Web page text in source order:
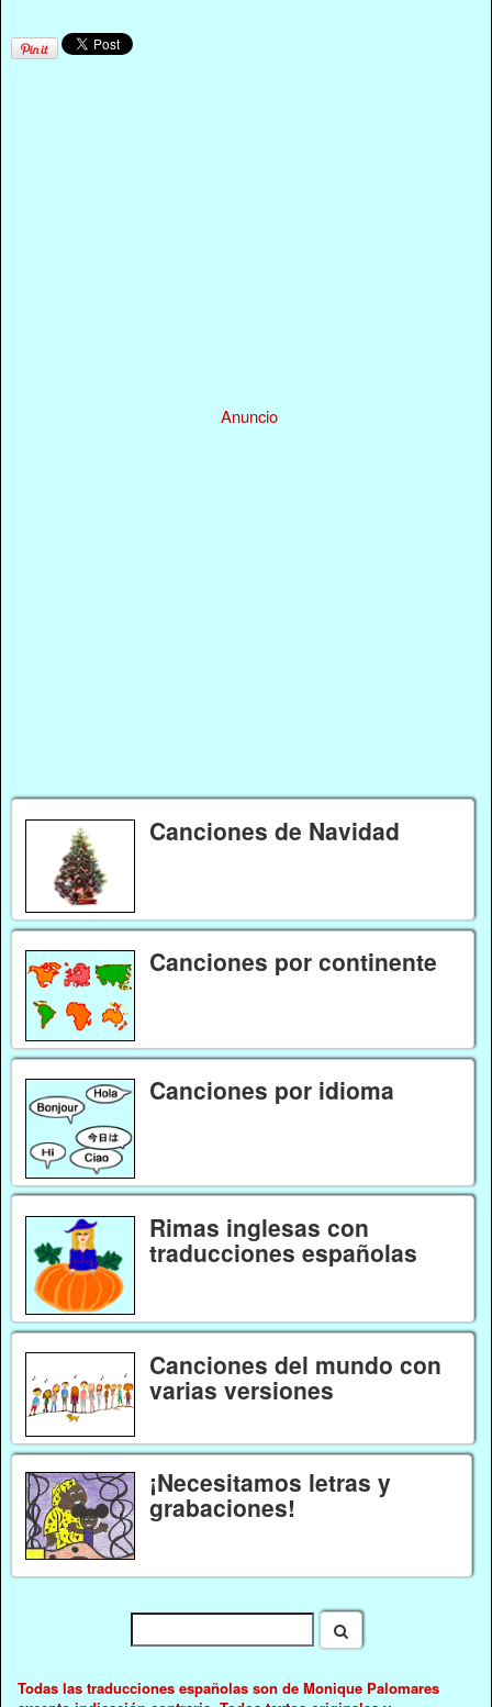
Anuncio
Canciones de Navidad
Canciones por continente
Canciones por idioma
Rimas inglesas con
traducciones españolas
Canciones del mundo con
varias versiones
¡Necesitamos letras y
grabaciones!
Todas las traducciones españolas son de Monique Palomares